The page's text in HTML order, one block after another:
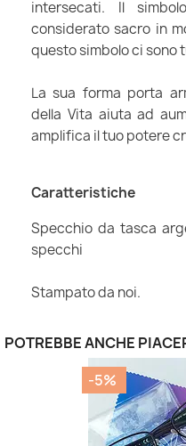
intersecati. Il
considerato sacro in
questo simbolo ci
La sua forma porta
della Vita aiuta ad
amplifica il tuo potere
Caratteristiche
Specchio da tasca
specchi
Stampato da noi.
POTREBBE ANCHE
-5%